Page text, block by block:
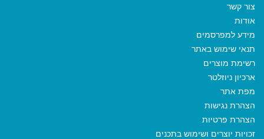
צור קשר
אודות
מידע למפרסמים
תנאי שימוש באתר
רשימת מוצרים
ארכיון ניוזלטר
מפת אתר
הצהרת נגישות
הצהרת פרטיות
זכויות יוצרים ושימוש בתכנים